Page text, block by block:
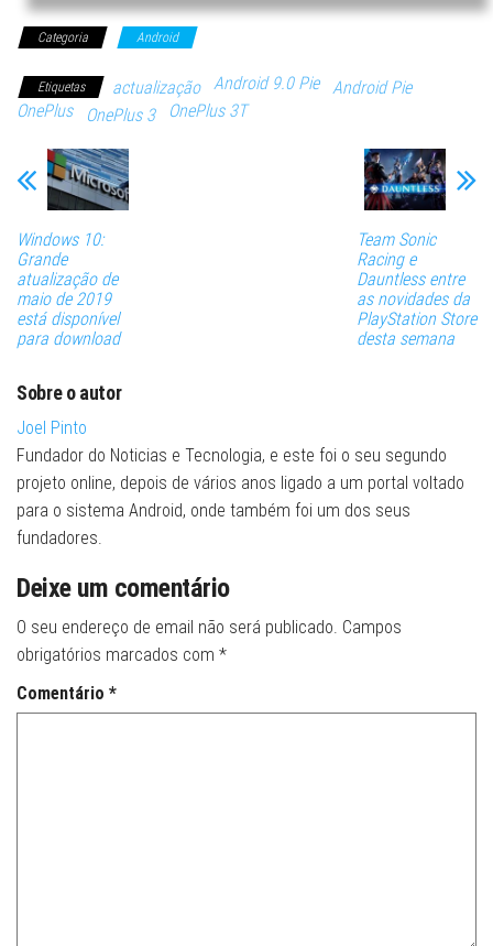
Categoria Android
Etiquetas actualização Android 9.0 Pie
Android Pie
OnePlus
OnePlus 3 OnePlus 3T
Windows 10:
Grande
atualização de
maio de 2019
está disponível
para download
Team Sonic
Racing e
Dauntless entre
as novidades da
PlayStation Store
desta semana
Sobre o autor
Joel Pinto
Fundador do Noticias e Tecnologia, e este foi o seu segundo
projeto online, depois de vários anos ligado a um portal voltado
para o sistema Android, onde também foi um dos seus
fundadores.
Deixe um comentário
O seu endereço de email não será publicado. Campos
obrigatórios marcados com *
Comentário *